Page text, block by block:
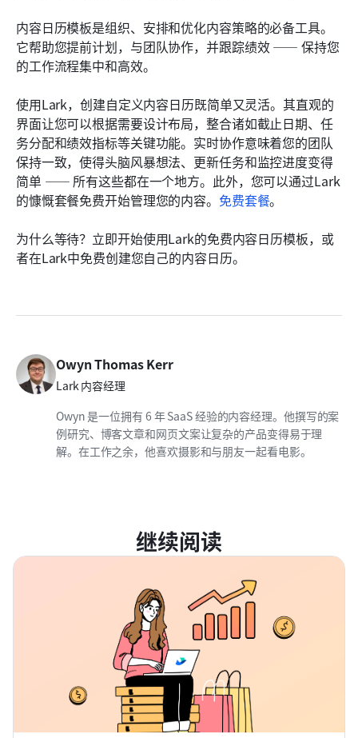
内容日历模板是组织、安排和优化内容策略的必备工具。
它帮助您提前计划，与团队协作，并跟踪绩效 —— 保持您
的工作流程集中和高效。
使用Lark，创建自定义内容日历既简单又灵活。其直观的
界面让您可以根据需要设计布局，整合诸如截止日期、任
务分配和绩效指标等关键功能。实时协作意味着您的团队
保持一致，使得头脑风暴想法、更新任务和监控进度变得
简单 —— 所有这些都在一个地方。此外，您可以通过Lark
的慷慨套餐免费开始管理您的内容。 免费套餐。
为什么等待？立即开始使用Lark的免费内容日历模板，或
者在Lark中免费创建您自己的内容日历。
Owyn Thomas Kerr
Lark 内容经理
Owyn 是一位拥有 6 年 SaaS 经验的内容经理。他撰写的案
例研究、博客文章和网页文案让复杂的产品变得易于理
解。在工作之余，他喜欢摄影和与朋友一起看电影。
继续阅读